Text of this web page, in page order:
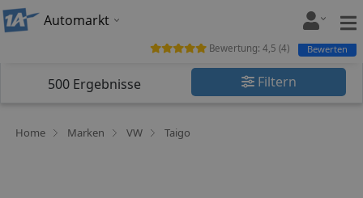
Automarkt
500 Ergebnisse Filtern
Home Marken VW Taigo
Bewertung: 4,5 (4) Bewerten